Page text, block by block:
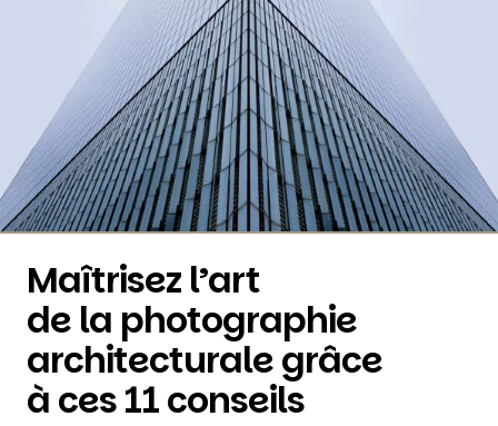
Maîtrisez l’art
de la photographie
architecturale grâce
à ces 11 conseils